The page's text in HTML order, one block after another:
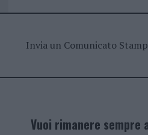
Invia un Comunicato
Vuoi rimanere sempre